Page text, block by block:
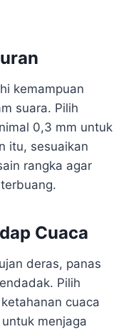
kemampuan
suara. Pilih
0,3 mm untuk
itu, sesuaikan
rangka agar
Cuaca
deras, panas
Pilih
cuaca
menjaga